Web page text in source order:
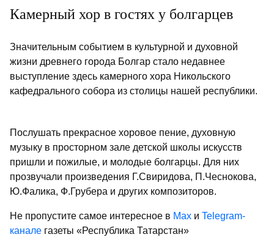
Камерный хор в гостях у болгарцев
Значительным событием в культурной и духовной
жизни древнего города Болгар стало недавнее
выступление здесь камерного хора Никольского
кафедрального собора из столицы нашей республики.
Послушать прекрасное хоровое пение, духовную
музыку в просторном зале детской школы искусств
пришли и пожилые, и молодые болгарцы. Для них
прозвучали произведения Г.Свиридова, П.Чеснокова,
Ю.Фалика, Ф.Грубера и других композиторов.
Не пропустите самое интересное в Max и Telegram-
канале газеты «Республика Татарстан»